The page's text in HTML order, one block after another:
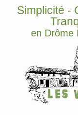
Simplicité -
en Drôme